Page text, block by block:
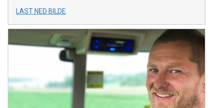
LAST NED BILDE